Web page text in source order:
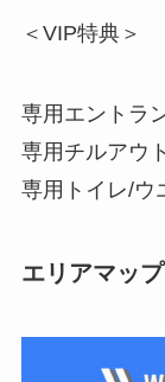
＜VIP特典＞
専用エントラ
専用チルアウ
専用トイレ/ウ
エリアマップ